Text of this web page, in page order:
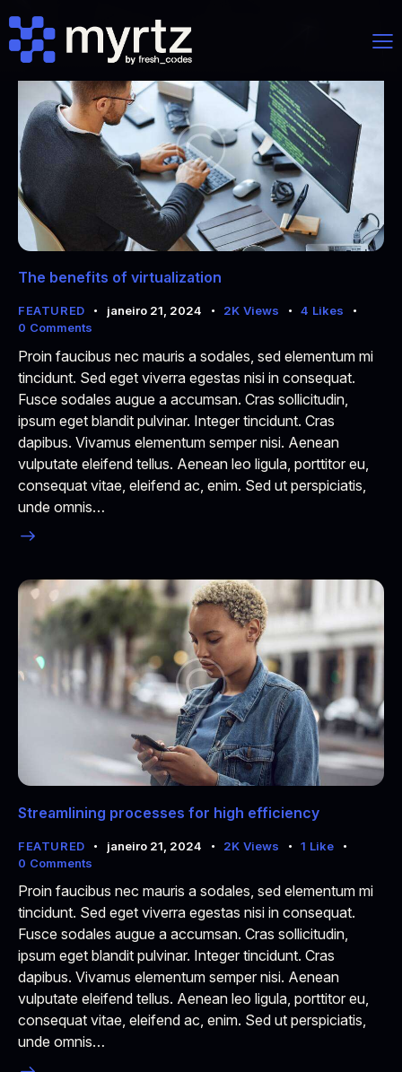
The benefits of virtualization
FEATURED janeiro 21, 2024 2K Views 4 Likes
0 Comments
Proin faucibus nec mauris a sodales, sed elementum mi
tincidunt. Sed eget viverra egestas nisi in consequat.
Fusce sodales augue a accumsan. Cras sollicitudin,
ipsum eget blandit pulvinar. Integer tincidunt. Cras
dapibus. Vivamus elementum semper nisi. Aenean
vulputate eleifend tellus. Aenean leo ligula, porttitor eu,
consequat vitae, eleifend ac, enim. Sed ut perspiciatis,
unde omnis…
Streamlining processes for high efficiency
FEATURED janeiro 21, 2024 2K Views 1 Like
0 Comments
Proin faucibus nec mauris a sodales, sed elementum mi
tincidunt. Sed eget viverra egestas nisi in consequat.
Fusce sodales augue a accumsan. Cras sollicitudin,
ipsum eget blandit pulvinar. Integer tincidunt. Cras
dapibus. Vivamus elementum semper nisi. Aenean
vulputate eleifend tellus. Aenean leo ligula, porttitor eu,
consequat vitae, eleifend ac, enim. Sed ut perspiciatis,
unde omnis…